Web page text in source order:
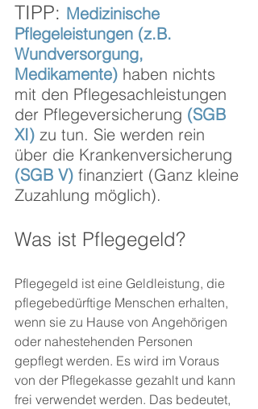
TIPP: Medizinische
Pflegeleistungen (z.B.
Wundversorgung,
Medikamente) haben nichts
mit den Pflegesachleistungen
der Pflegeversicherung (SGB
XI) zu tun. Sie werden rein
über die Krankenversicherung
(SGB V) finanziert (Ganz kleine
Zuzahlung möglich).
Was ist Pflegegeld?
Pflegegeld ist eine Geldleistung, die
pflegebedürftige Menschen erhalten,
wenn sie zu Hause von Angehörigen
oder nahestehenden Personen
gepflegt werden. Es wird im Voraus
von der Pflegekasse gezahlt und kann
frei verwendet werden. Das bedeutet,